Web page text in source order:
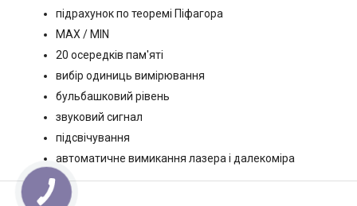
підрахунок по теоремі Піфагора
MAX / MIN
20 осередків пам'яті
вибір одиниць вимірювання
бульбашковий рівень
звуковий сигнал
підсвічування
автоматичне вимикання лазера і далекоміра